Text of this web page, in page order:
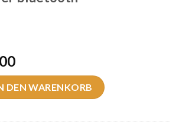
Menge
DEN WARENKORB